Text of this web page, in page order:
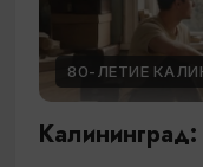
80-ЛЕТИЕ